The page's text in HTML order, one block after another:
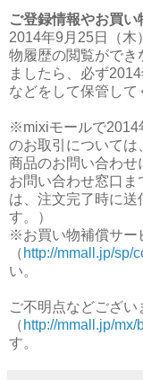
ご登録情報やお買
2014年9月25日（木
物履歴の閲覧ができ
ましたら、必ず
などをして保管して
※mixiモールで2014
のお取引については
商品のお問い合わ
お問い合わせ窓口
は、注文完了時に送
す。）
※お買い物補償サー
（ http://mmall.jp/sp/
い。
ご不明点などござ
（ http://mmall.jp/mx/
す。